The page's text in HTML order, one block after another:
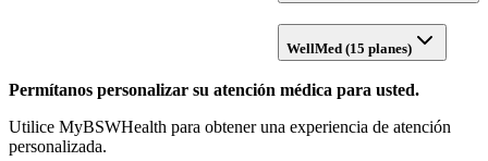
WellMed (15 planes)
Permítanos personalizar su atención médica para usted.
Utilice MyBSWHealth para obtener una experiencia de atención
personalizada.